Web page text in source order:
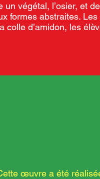
végétal, l’osier, et
formes abstraites.
d’amidon, les
œuvre a été